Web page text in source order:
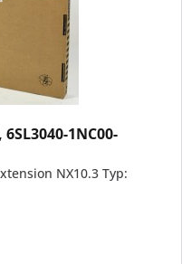
1NC00-
NX10.3 Typ: